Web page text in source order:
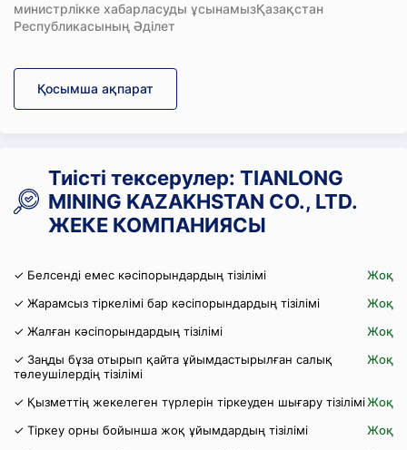
министрлікке хабарласуды ұсынамызҚазақстан
Республикасының Әділет
Қосымша ақпарат
Тиісті тексерулер: TIANLONG
MINING KAZAKHSTAN CO., LTD.
ЖЕКЕ КОМПАНИЯСЫ
✓ Белсенді емес кәсіпорындардың тізілімі
Жоқ
✓ Жарамсыз тіркелімі бар кәсіпорындардың тізілімі
Жоқ
✓ Жалған кәсіпорындардың тізілімі
Жоқ
✓ Заңды бұза отырып қайта ұйымдастырылған салық
төлеушілердің тізілімі
Жоқ
✓ Қызметтің жекелеген түрлерін тіркеуден шығару тізіліміЖоқ
✓ Тіркеу орны бойынша жоқ ұйымдардың тізілімі
Жоқ